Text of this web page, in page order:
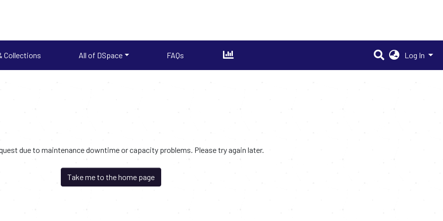
Collections All of DSpace FAQs Log In
due to maintenance downtime or capacity problems. Please try again later.
Take me to the home page